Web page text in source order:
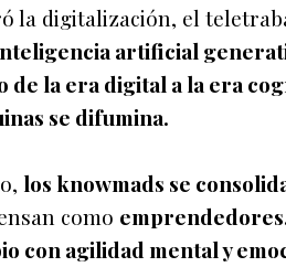
la digitalización, el
artificial
de la era digital a la era
se difumina.
los knowmads se
como
con agilidad mental y